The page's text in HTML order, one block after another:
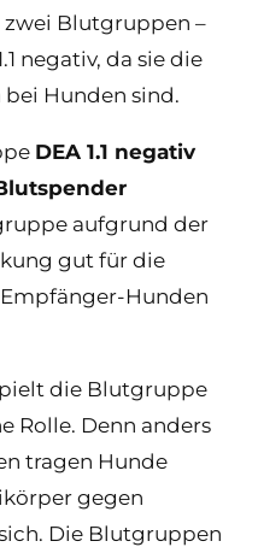
Blutgruppen –
negativ, da sie die
Hunden sind.
DEA 1.1 negativ
aufgrund der
gut für die
Hunden
die Blutgruppe
Rolle. Denn anders
tragen Hunde
gegen
Die Blutgruppen